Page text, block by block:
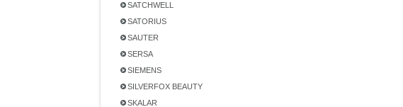
SATCHWELL
SATORIUS
SAUTER
SERSA
SIEMENS
SILVERFOX BEAUTY
SKALAR